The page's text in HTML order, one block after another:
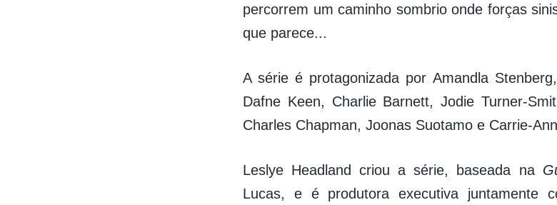
percorrem um caminho sombrio onde forças
que parece...
A série é protagonizada por Amandla
Dafne Keen, Charlie Barnett, Jodie Turner-
Charles Chapman, Joonas Suotamo e Carrie-
Leslye Headland criou a série, baseada na
Lucas, e é produtora executiva juntamente